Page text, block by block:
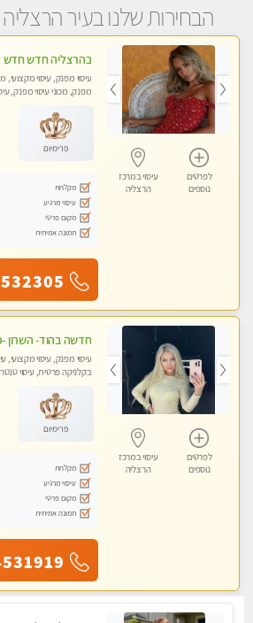
הבחירות שלנו בעיר הרצליה
לפרטים
נוספים
עיסוי במרכז
הרצליה
עיסוי מפנק, עיסוי
מפנק, מכוני עיסוי מפנק,
פרימיום
מקלחת
עיסוי מרגיע
מקום פרטי
תמונה אמיתית
לפרטים
נוספים
עיסוי במרכז
הרצליה
עיסוי מפנק, עיסוי מקצועי,
בקלניקה פרטית, עיסוי
פרימיום
מקלחת
עיסוי מרגיע
מקום פרטי
תמונה אמיתית